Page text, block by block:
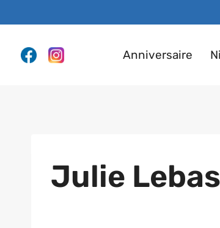
au
contenu
Anniversaire
Julie Lebas